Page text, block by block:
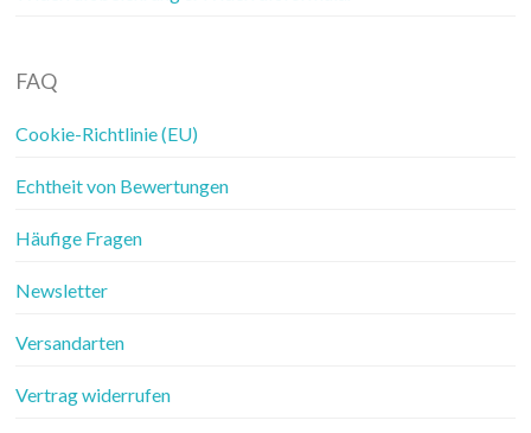
FAQ
Cookie-Richtlinie (EU)
Echtheit von Bewertungen
Häufige Fragen
Newsletter
Versandarten
Vertrag widerrufen